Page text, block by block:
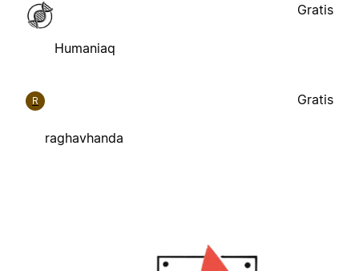
Humaniaq
Gratis
R
raghavhanda
Gratis